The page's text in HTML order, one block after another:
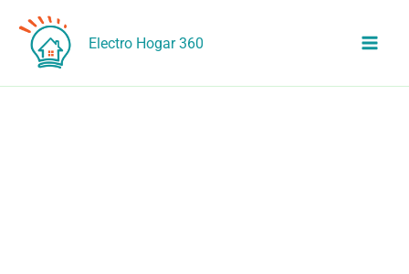
contenido
Electro Hogar 360